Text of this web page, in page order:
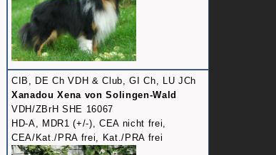
CIB, DE Ch VDH & Club, GI Ch, LU JCh
Xanadou Xena von Solingen-Wald
VDH/ZBrH SHE 16067
HD-A, MDR1 (+/-), CEA nicht frei,
CEA/Kat./PRA frei, Kat./PRA frei